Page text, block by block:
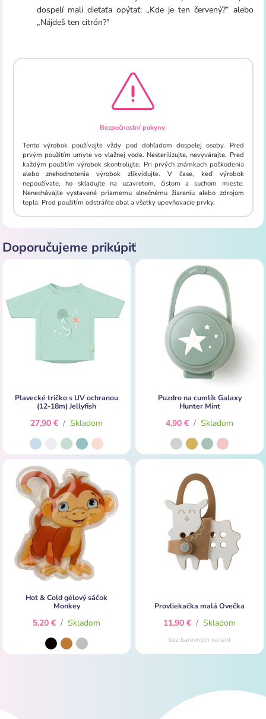
dospelí mali dieťaťa opýtať: „Kde je ten červený?“ alebo
„Nájdeš ten citrón?"
Bezpečnostní pokyny:
Tento výrobok používajte vždy pod dohľadom dospelej osoby. Pred
prvým použitím umyte vo vlažnej vode. Nesterilizujte, nevyvárajte. Pred
každým použitím výrobok skontrolujte. Pri prvých známkach poškodenia
alebo znehodnotenia výrobok zlikvidujte. V čase, keď výrobok
nepoužívate, ho skladujte na uzavretom, čistom a suchom mieste.
Nenechávajte vystavené priamemu slnečnému žiareniu alebo zdrojom
tepla. Pred použitím odstráňte obal a všetky upevňovacie prvky.
Doporučujeme prikúpiť
Plavecké tričko s UV ochranou
(12-18m) Jellyfish
27,90 € / Skladom
Puzdro na cumlík Galaxy
Hunter Mint
4,90 € / Skladom
Hot & Cold gélový sáčok
Monkey
5,20 € / Skladom
Provliekačka malá Ovečka
11,90 € / Skladom
bez barevných variant